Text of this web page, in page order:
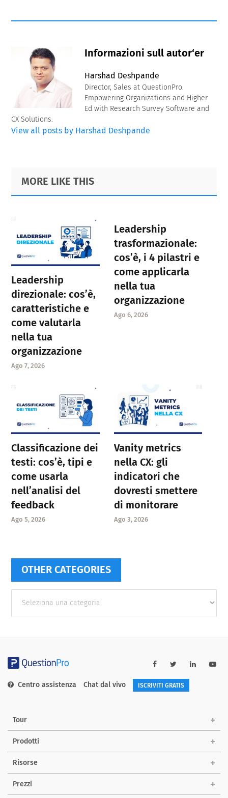
Informazioni sull autor‘er
Harshad Deshpande
Director, Sales at QuestionPro.
Empowering Organizations and Higher
Ed with Research Survey Software and
CX Solutions.
View all posts by Harshad Deshpande
Primary
Sidebar
Footer
MORE LIKE THIS
Leadership
direzionale: cos’è,
caratteristiche e
come valutarla
nella tua
organizzazione
Ago 7, 2026
Leadership
trasformazionale:
cos’è, i 4 pilastri e
come applicarla
nella tua
organizzazione
Ago 6, 2026
Classificazione dei
testi: cos’è, tipi e
come usarla
nell’analisi del
feedback
Ago 5, 2026
Vanity metrics
nella CX: gli
indicatori che
dovresti smettere
di monitorare
Ago 3, 2026
OTHER CATEGORIES
categories
Centro assistenza Chat dal vivo ISCRIVITI GRATIS
Tour
Prodotti
Risorse
Prezzi